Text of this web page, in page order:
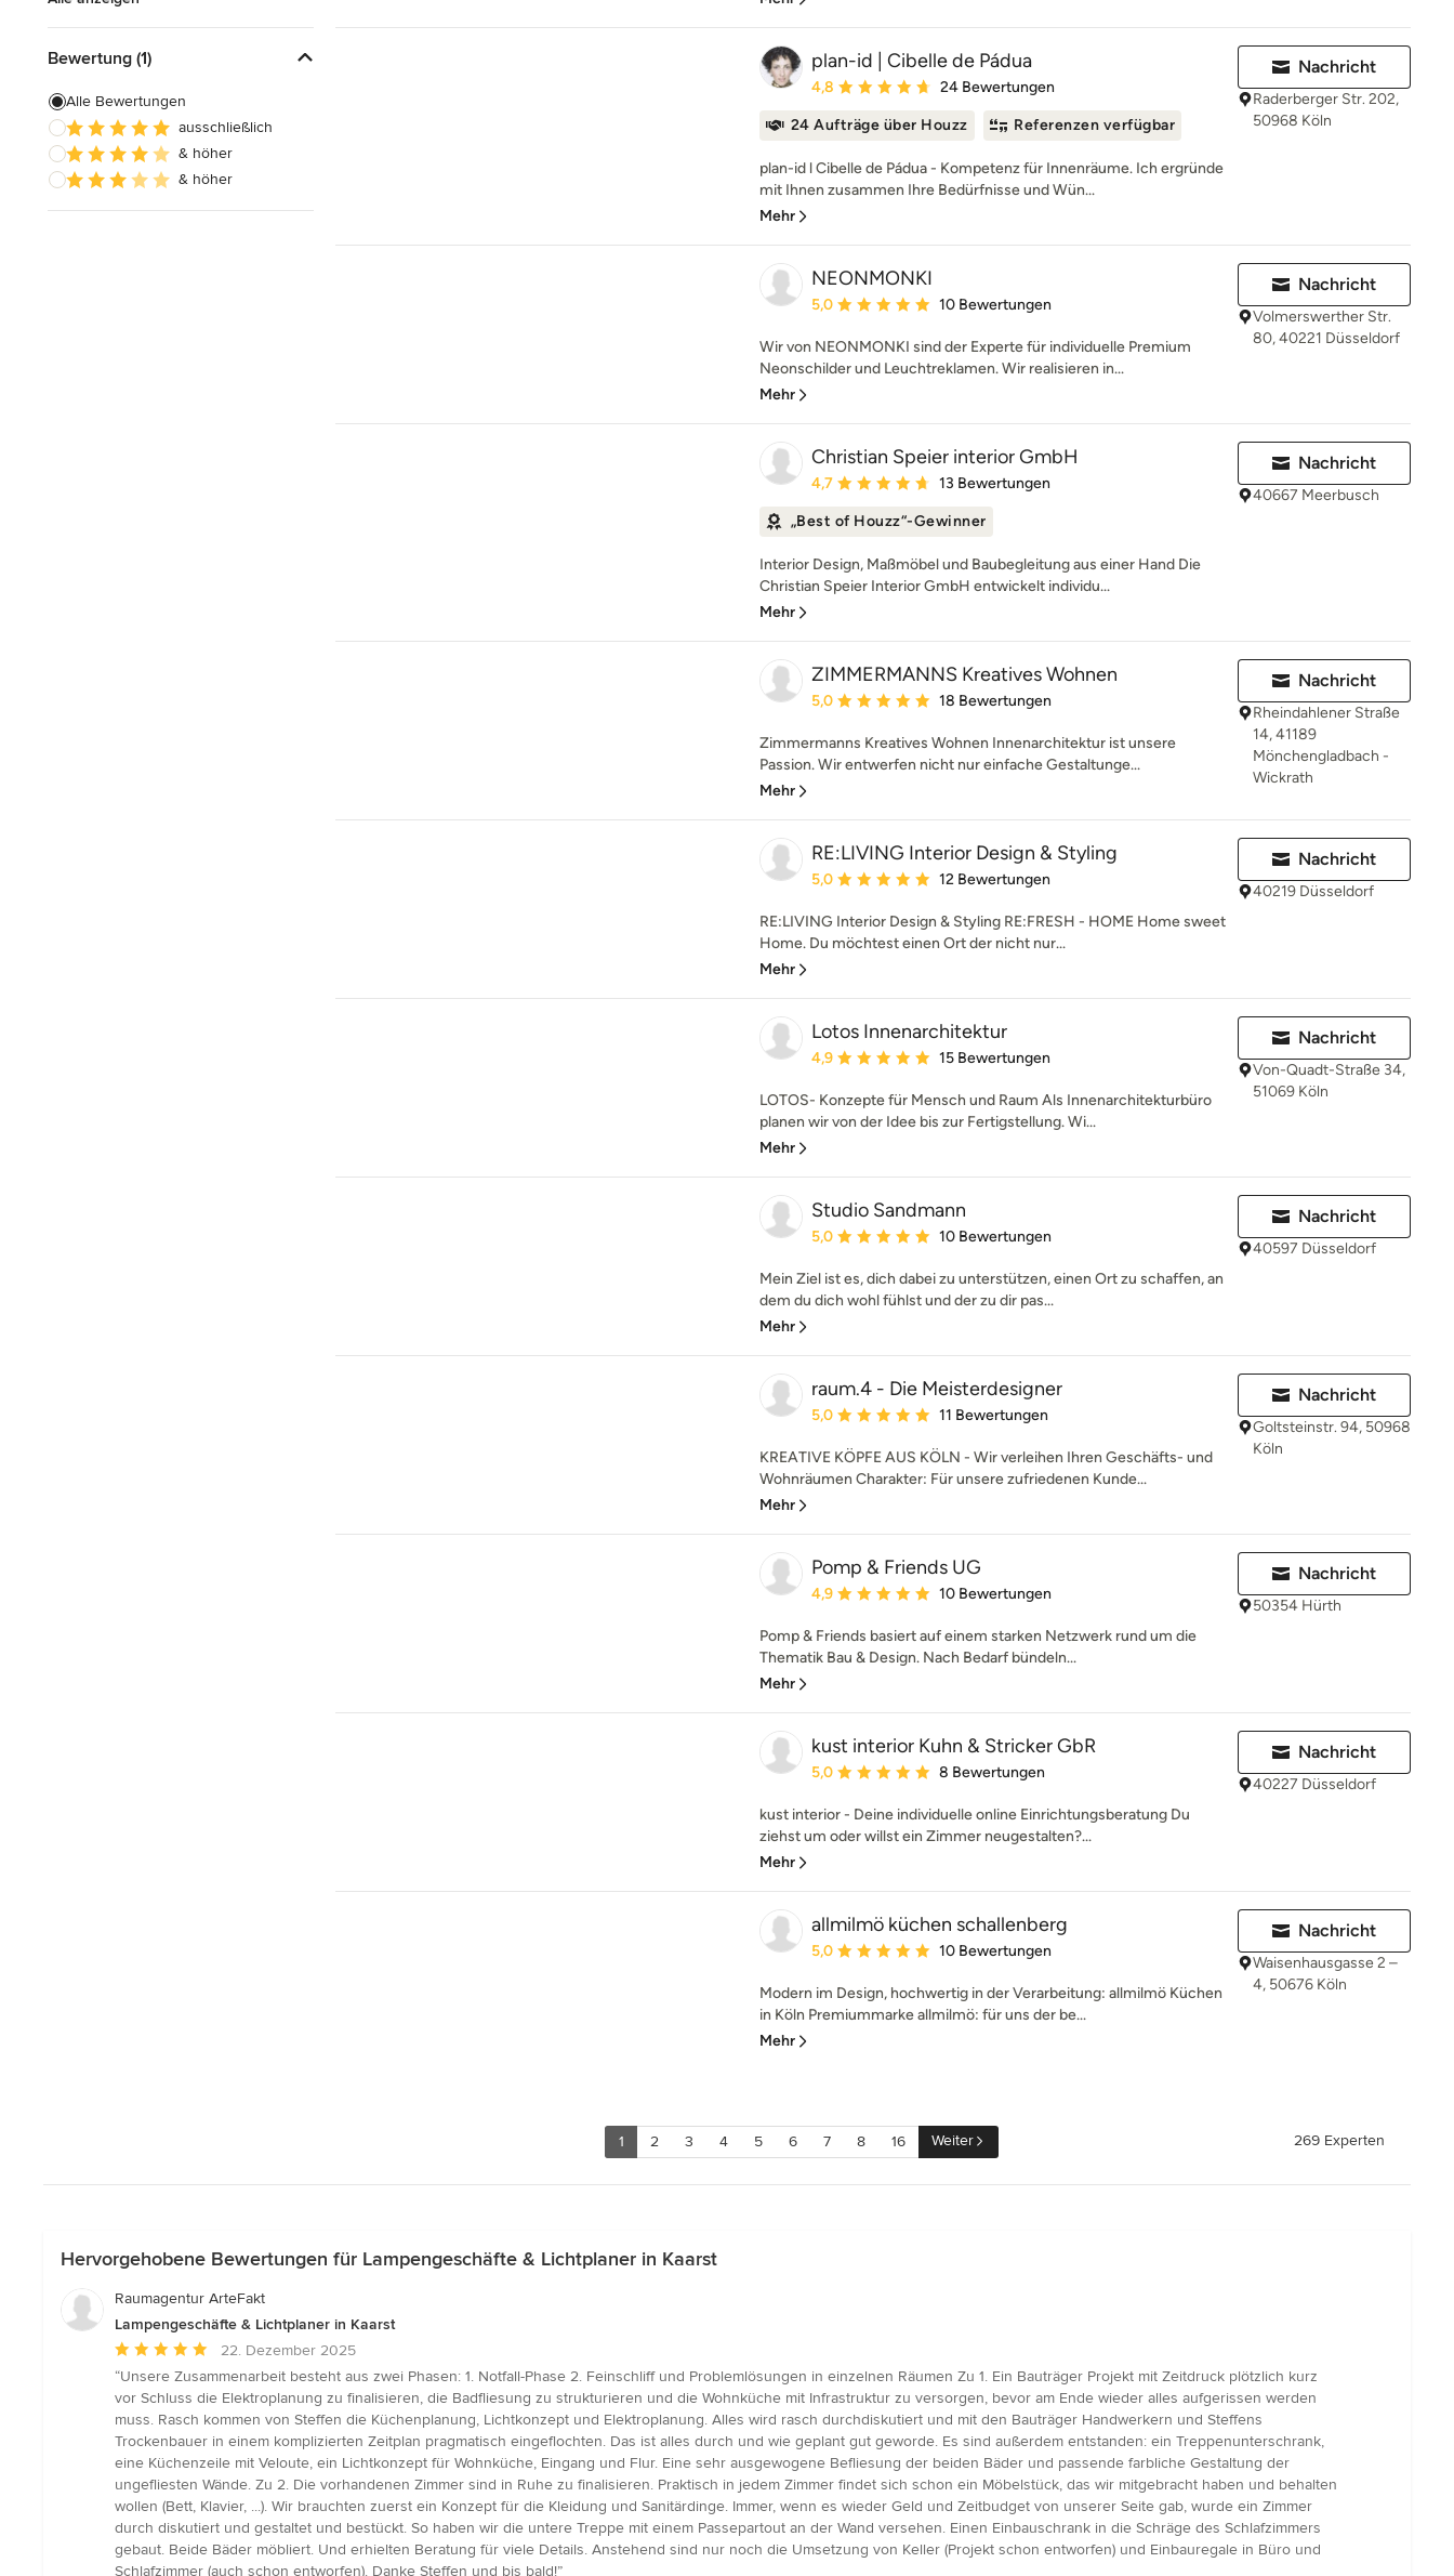
Bewertung (1)
Alle Bewertungen
ausschließlich
& höher
& höher
plan-id | Cibelle de Pádua
Durchschnittliche Bewertung: 4.8 von 5 Sternen
4,8 24 Bewertungen
24 Aufträge über Houzz Referenzen verfügbar
plan-id l Cibelle de Pádua - Kompetenz für Innenräume. Ich ergründe
mit Ihnen zusammen Ihre Bedürfnisse und Wün...
Mehr
Nachricht
Raderberger Str. 202,
50968 Köln
NEONMONKI
Durchschnittliche Bewertung: 5 von 5 Sternen
5,0 10 Bewertungen
Wir von NEONMONKI sind der Experte für individuelle Premium
Neonschilder und Leuchtreklamen. Wir realisieren in...
Mehr
Nachricht
Volmerswerther Str.
80, 40221 Düsseldorf
Christian Speier interior GmbH
Durchschnittliche Bewertung: 4.7 von 5 Sternen
4,7 13 Bewertungen
„Best of Houzz“-Gewinner
Interior Design, Maßmöbel und Baubegleitung aus einer Hand Die
Christian Speier Interior GmbH entwickelt individu...
Mehr
Nachricht
40667 Meerbusch
ZIMMERMANNS Kreatives Wohnen
Durchschnittliche Bewertung: 5 von 5 Sternen
5,0 18 Bewertungen
Zimmermanns Kreatives Wohnen Innenarchitektur ist unsere
Passion. Wir entwerfen nicht nur einfache Gestaltunge...
Mehr
Nachricht
Rheindahlener Straße
14, 41189
Mönchengladbach -
Wickrath
RE:LIVING Interior Design & Styling
Durchschnittliche Bewertung: 5 von 5 Sternen
5,0 12 Bewertungen
RE:LIVING Interior Design & Styling RE:FRESH - HOME Home sweet
Home. Du möchtest einen Ort der nicht nur...
Mehr
Nachricht
40219 Düsseldorf
Lotos Innenarchitektur
Durchschnittliche Bewertung: 4.9 von 5 Sternen
4,9 15 Bewertungen
LOTOS- Konzepte für Mensch und Raum Als Innenarchitekturbüro
planen wir von der Idee bis zur Fertigstellung. Wi...
Mehr
Nachricht
Von-Quadt-Straße 34,
51069 Köln
Studio Sandmann
Durchschnittliche Bewertung: 5 von 5 Sternen
5,0 10 Bewertungen
Mein Ziel ist es, dich dabei zu unterstützen, einen Ort zu schaffen, an
dem du dich wohl fühlst und der zu dir pas...
Mehr
Nachricht
40597 Düsseldorf
raum.4 - Die Meisterdesigner
Durchschnittliche Bewertung: 5 von 5 Sternen
5,0 11 Bewertungen
KREATIVE KÖPFE AUS KÖLN - Wir verleihen Ihren Geschäfts- und
Wohnräumen Charakter: Für unsere zufriedenen Kunde...
Mehr
Nachricht
Goltsteinstr. 94, 50968
Köln
Pomp & Friends UG
Durchschnittliche Bewertung: 4.9 von 5 Sternen
4,9 10 Bewertungen
Pomp & Friends basiert auf einem starken Netzwerk rund um die
Thematik Bau & Design. Nach Bedarf bündeln...
Mehr
Nachricht
50354 Hürth
kust interior Kuhn & Stricker GbR
Durchschnittliche Bewertung: 5 von 5 Sternen
5,0 8 Bewertungen
kust interior - Deine individuelle online Einrichtungsberatung Du
ziehst um oder willst ein Zimmer neugestalten?...
Mehr
Nachricht
40227 Düsseldorf
allmilmö küchen schallenberg
Durchschnittliche Bewertung: 5 von 5 Sternen
5,0 10 Bewertungen
Modern im Design, hochwertig in der Verarbeitung: allmilmö Küchen
in Köln Premiummarke allmilmö: für uns der be...
Mehr
Nachricht
Waisenhausgasse 2 –
4, 50676 Köln
1 2 3 4 5 6 7 8 16 Weiter 269 Experten
Hervorgehobene Bewertungen für Lampengeschäfte & Lichtplaner in Kaarst
Raumagentur ArteFakt
Lampengeschäfte & Lichtplaner in Kaarst
Durchschnittliche
Bewertung:
5
von
5
Sternen
22. Dezember 2025
“Unsere Zusammenarbeit besteht aus zwei Phasen: 1. Notfall-Phase 2. Feinschliff und Problemlösungen in einzelnen Räumen Zu 1. Ein Bauträger Projekt mit Zeitdruck plötzlich kurz
vor Schluss die Elektroplanung zu finalisieren, die Badfliesung zu strukturieren und die Wohnküche mit Infrastruktur zu versorgen, bevor am Ende wieder alles aufgerissen werden
muss. Rasch kommen von Steffen die Küchenplanung, Lichtkonzept und Elektroplanung. Alles wird rasch durchdiskutiert und mit den Bauträger Handwerkern und Steffens
Trockenbauer in einem komplizierten Zeitplan pragmatisch eingeflochten. Das ist alles durch und wie geplant gut geworde. Es sind außerdem entstanden: ein Treppenunterschrank,
eine Küchenzeile mit Veloute, ein Lichtkonzept für Wohnküche, Eingang und Flur. Eine sehr ausgewogene Befliesung der beiden Bäder und passende farbliche Gestaltung der
ungefliesten Wände. Zu 2. Die vorhandenen Zimmer sind in Ruhe zu finalisieren. Praktisch in jedem Zimmer findet sich schon ein Möbelstück, das wir mitgebracht haben und behalten
wollen (Bett, Klavier, ...). Wir brauchten zuerst ein Konzept für die Kleidung und Sanitärdinge. Immer, wenn es wieder Geld und Zeitbudget von unserer Seite gab, wurde ein Zimmer
durch diskutiert und gestaltet und bestückt. So haben wir die untere Treppe mit einem Passepartout an der Wand versehen. Einen Einbauschrank in die Schräge des Schlafzimmers
gebaut. Beide Bäder möbliert. Und erhielten Beratung für viele Details. Anstehend sind nur noch die Umsetzung von Keller (Projekt schon entworfen) und Einbauregale in Büro und
Schlafzimmer (auch schon entworfen). Danke Steffen und bis bald!”